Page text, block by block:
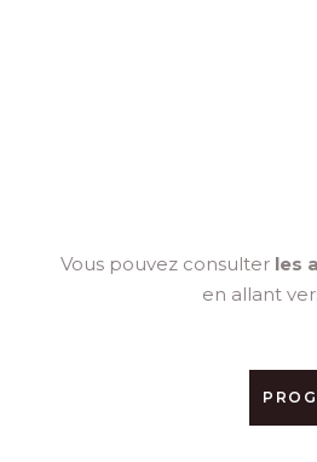
Vous pouvez consulter les
en allant